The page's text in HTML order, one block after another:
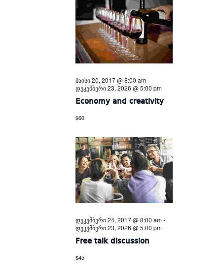
მაისი 20, 2017 @ 8:00 am-
დეკემბერი 23, 2026 @ 5:00 pm
Economy and creativity
$60
დეკემბერი 24, 2017 @ 8:00 am-
დეკემბერი 23, 2026 @ 5:00 pm
Free talk discussion
$45